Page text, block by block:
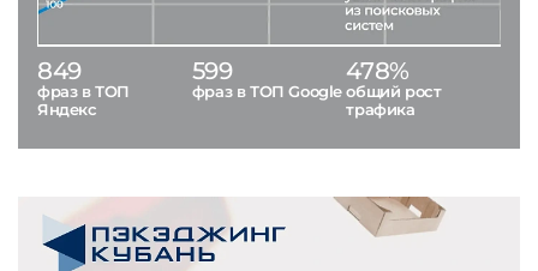
849
фраз в ТОП
Яндекс
599
фраз в ТОП Google
478%
общий рост
трафика